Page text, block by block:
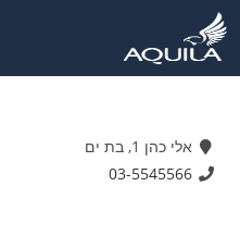
אלי כהן 1, בת ים
03-5545566